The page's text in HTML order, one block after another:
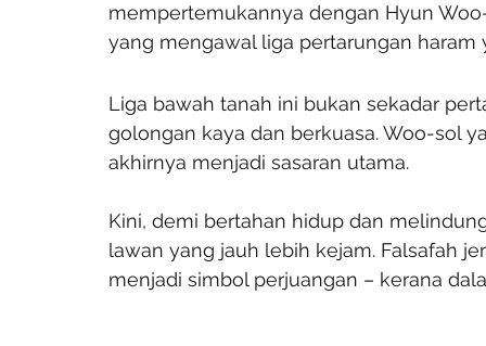
mempertemukannya dengan Hyun
yang mengawal liga pertarungan haram
Liga bawah tanah ini bukan sekadar
golongan kaya dan berkuasa. Woo-sol
akhirnya menjadi sasaran utama.
Kini, demi bertahan hidup dan
lawan yang jauh lebih kejam. Falsafah
menjadi simbol perjuangan – kerana